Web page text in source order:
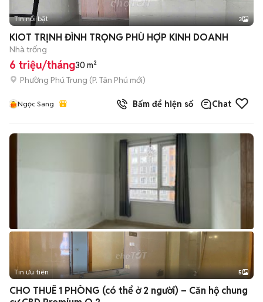
Tin nổi bật 3
KIOT TRỊNH ĐÌNH TRỌNG PHÙ HỢP KINH DOANH
Nhà trống
6 triệu/tháng30 m²
Phường Phú Trung (P. Tân Phú mới)
Ngọc Sang Bấm để hiện số Chat
Tin ưu tiên 5
CHO THUÊ 1 PHÒNG (có thể ở 2 người) – Căn hộ chung